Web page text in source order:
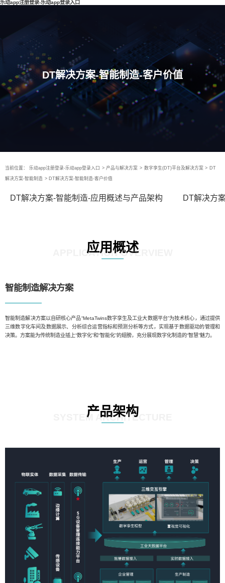
乐动app注册登录-乐动app登录入口
DT解决方案-智能制造-客户价值
当前位置： 乐动app注册登录-乐动app登录入口 > 产品与解决方案 > 数字孪生(DT)平台及解决方案 > DT
解决方案-智能制造 > DT解决方案-智能制造-客户价值
DT解决方案-智能制造-应用概述与产品架构 DT解决方
应用概述
APPLICATION OVERVIEW
智能制造解决方案
智能制造解决方案以自研核心产品“MetaTwins数字孪生及工业大数据平台”为技术核心，通过提供
三维数字化车间及数据展示、分析综合运营指标和预测分析等方式，实现基于数据驱动的管理和
决策。方案能为传统制造业插上“数字化”和“智能化”的翅膀，充分展现数字化制造的“智慧”魅力。
产品架构
SYSTEM ARCHITECTURE